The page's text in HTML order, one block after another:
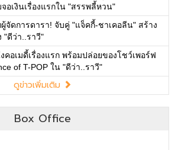
อเงินเรื่องแรกใน "สรรพลี้หวน"
จัดการดารา! จับคู่ "แจ็คกี้-ชาเคอลีน" สร้าง
"ดีว่า..ราวี"
อเมดี้เรื่องแรก พร้อมปล่อยของโชว์เพอร์ฟ
of T-POP ใน "ดีว่า..ราวี"
ดูข่าวเพิ่มเติม
Box Office